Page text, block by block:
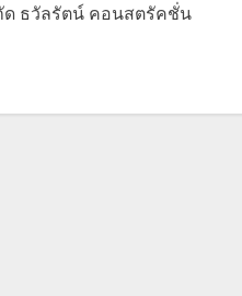
ธวัลรัตน์ คอนสตรัคชั่น